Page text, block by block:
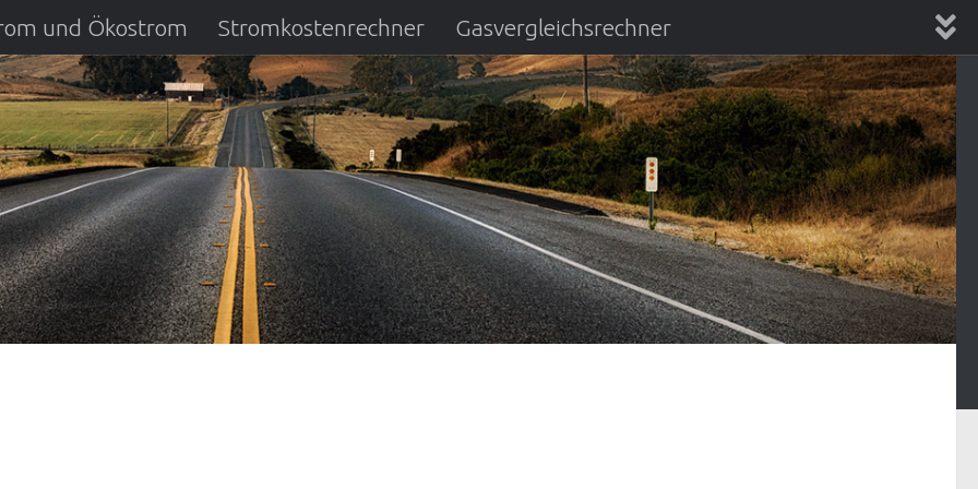
und Ökostrom Stromkostenrechner Gasvergleichsrechner
DSL Anbietervergleich Kreditvergleichsrechner